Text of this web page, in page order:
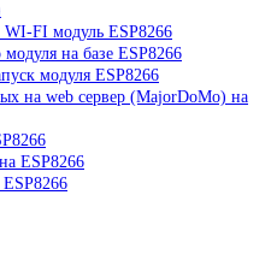
FI модуль ESP8266
на базе ESP8266
модуля ESP8266
на web сервер (MajorDoMo) на
ESP8266